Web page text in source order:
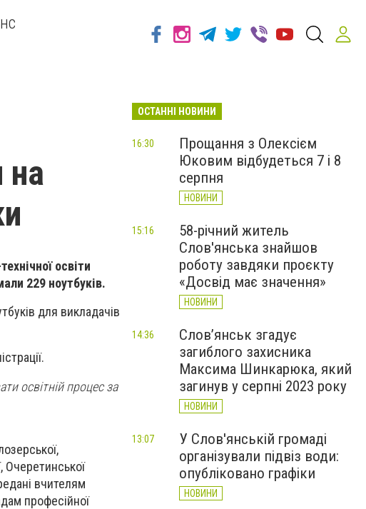
на
освіти
229 ноутбуків.
для викладачів
освітній процес за
Очеретинської
вчителям
професійної
ОСТАННІ НОВИНИ
Прощання з Олексієм
Юковим відбудеться 7 і 8
серпня
НОВИНИ
16:30
58-річний житель
Слов'янська знайшов
роботу завдяки проєкту
«Досвід має значення»
НОВИНИ
15:16
Слов’янськ згадує
загиблого захисника
Максима Шинкарюка, який
загинув у серпні 2023 року
НОВИНИ
14:36
У Слов'янській громаді
організували підвіз води:
опубліковано графіки
НОВИНИ
13:07